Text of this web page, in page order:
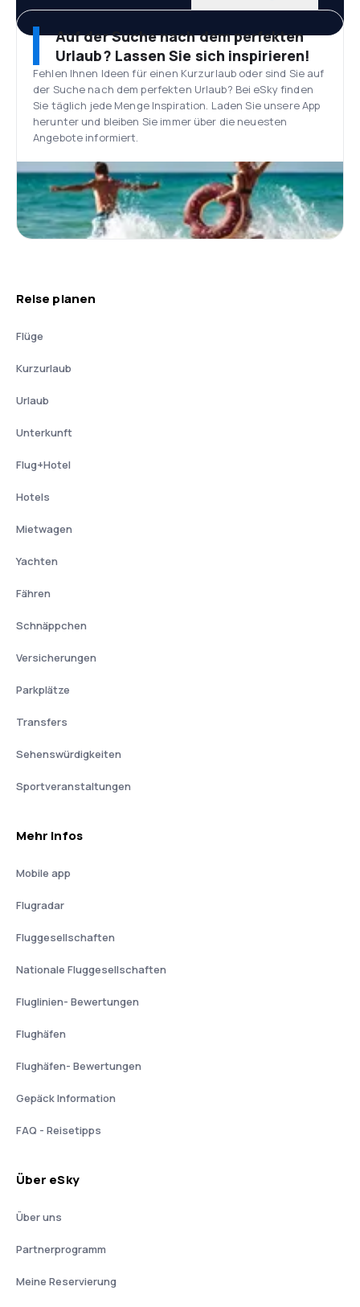
Auf der Suche nach dem perfekten
Urlaub? Lassen Sie sich inspirieren!
Fehlen Ihnen Ideen für einen Kurzurlaub oder sind Sie auf
der Suche nach dem perfekten Urlaub? Bei eSky finden
Sie täglich jede Menge Inspiration. Laden Sie unsere App
herunter und bleiben Sie immer über die neuesten
Angebote informiert.
Reise planen
Flüge
Kurzurlaub
Urlaub
Unterkunft
Flug+Hotel
Hotels
Mietwagen
Yachten
Fähren
Schnäppchen
Versicherungen
Parkplätze
Transfers
Sehenswürdigkeiten
Sportveranstaltungen
Mehr Infos
Mobile app
Flugradar
Fluggesellschaften
Nationale Fluggesellschaften
Fluglinien- Bewertungen
Flughäfen
Flughäfen- Bewertungen
Gepäck Information
FAQ - Reisetipps
Über eSky
Über uns
Partnerprogramm
Meine Reservierung